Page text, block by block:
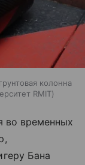
колонна
RMIT
во временных
Бана